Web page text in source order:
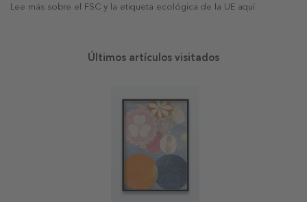
Lee más sobre el FSC y la etiqueta ecológica de la UE aquí.
Últimos artículos visitados